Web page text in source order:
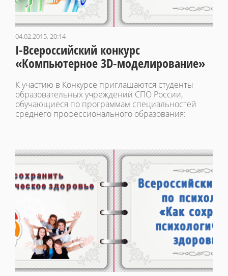
04.02.2015, 20:14
I-Всероссийский конкурс
«Компьютерное 3D-моделирование»
К участию в Конкурсе приглашаются студенты
образовательных учреждений СПО России,
обучающиеся по программам специальностей
среднего профессионального образования: